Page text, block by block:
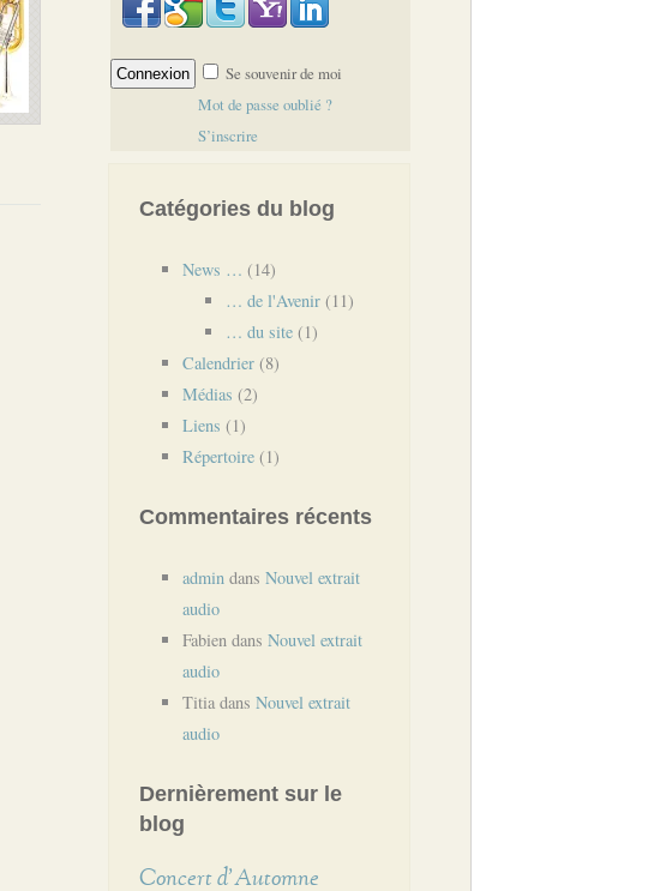
Se souvenir de moi
Mot de passe oublié ?
S’inscrire
Catégories du blog
News … (14)
… de l'Avenir (11)
… du site (1)
Calendrier (8)
Médias (2)
Liens (1)
Répertoire (1)
Commentaires récents
admin dans Nouvel extrait
audio
Fabien dans Nouvel extrait
audio
Titia dans Nouvel extrait
audio
Dernièrement sur le
blog
Concert d’Automne